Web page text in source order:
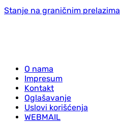
Stanje na graničnim prelazima
O nama
Impresum
Kontakt
Oglašavanje
Uslovi korišćenja
WEBMAIL